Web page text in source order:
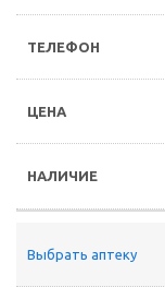
Выбрать аптеку